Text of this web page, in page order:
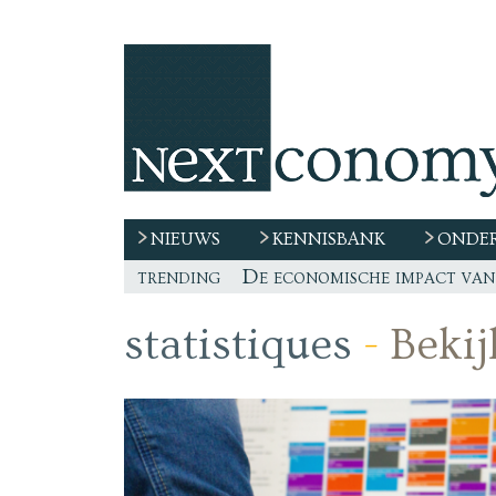
NIEUWS KENNISBANK
trending “De echte vraag is waar
Freelancer, teken niet
De race naar extern talent
De economische impact
statistiques -